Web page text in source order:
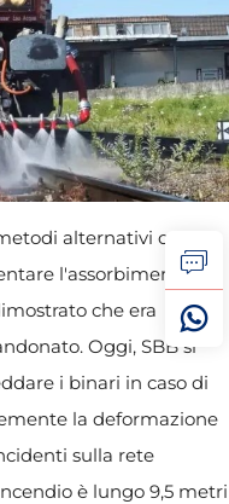
alternativi come
l'assorbimento del
che era
Oggi, SBB si
i binari in caso di
la deformazione
sulla rete
è lungo 9,5 metri